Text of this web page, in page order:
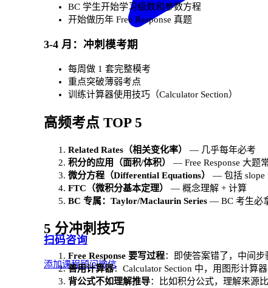
扫码咨询
添加课程顾问微信
BC 学生开始学习级数和参数方程
开始做历年 Free Response 真题
3-4 月：冲刺模考期
每周做 1 套完整模考
重点突破薄弱考点
训练计算器使用技巧（Calculator Section）
高频考点 TOP 5
Related Rates（相关变化率）
— 几乎每年必考
积分的应用（面积/体积）
— Free Response 大题
微分方程（Differential Equations）
— 包括 slope
FTC（微积分基本定理）
— 概念理解 + 计算
BC 专属：Taylor/Maclaurin Series — BC 考生必
5 分冲刺技巧
Free Response 要写过程：即使答案错了，中间
善用计算器：Calculator Section 中，用图形计算
背公式不如理解推导：比如积分公式，理解来源